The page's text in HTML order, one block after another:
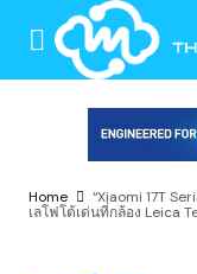
Home
“Xiaomi 17T
เลโฟโต้เด่นที่กล้อง Leica